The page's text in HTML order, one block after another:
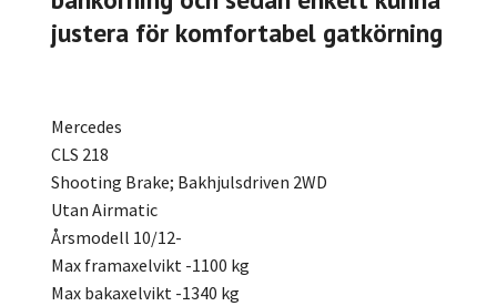
justera för komfortabel gatkörning
Mercedes
CLS 218
Shooting Brake; Bakhjulsdriven 2WD
Utan Airmatic
Årsmodell 10/12-
Max framaxelvikt -1100 kg
Max bakaxelvikt -1340 kg